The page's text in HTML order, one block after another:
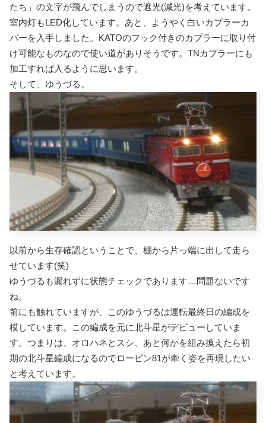
たち」の文字が飛んでしまうので遮光(減光)を考えています。
室内灯もLED化しています。あと、ようやく白いカプラーカ
バーを入手しました。KATOのフック付きのカプラーに取り付
け可能なものなので使い道がありそうです。TNカプラーにも
加工すれば入るように思います。
そして、ゆうづる。
以前から生存確認ということで、棚から片っ端に出して走ら
せています(笑)
ゆうづるも漏れずに状態チェックであります…問題ないです
ね。
前にも触れていますが、このゆうづるは運転最終日の編成を
模しています。この編成を元に北斗星がデビューしていま
す。つまりは、オロハネとスシ、あと何かを組み換えたら初
期の北斗星編成になるのでローピン81が牽く姿を再現したい
と考えています。